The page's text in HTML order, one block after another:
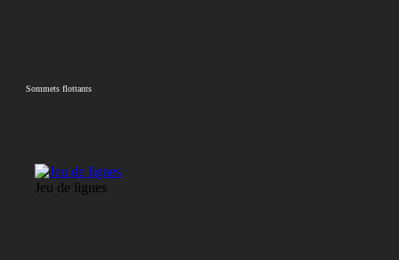
Sommets flottants
Jeu de lignes